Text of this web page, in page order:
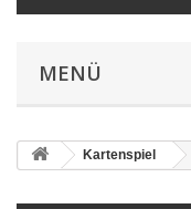
MENÜ
Kartenspiel